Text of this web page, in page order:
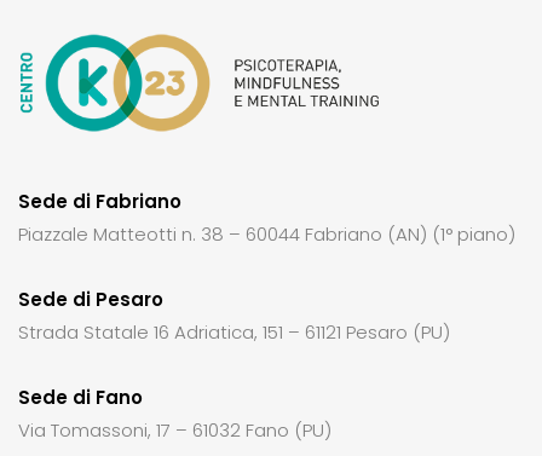
Sede di Fabriano
Piazzale Matteotti n. 38 – 60044 Fabriano (AN) (1° piano)
Sede di Pesaro
Strada Statale 16 Adriatica, 151 – 61121 Pesaro (PU)
Sede di Fano
Via Tomassoni, 17 – 61032 Fano (PU)